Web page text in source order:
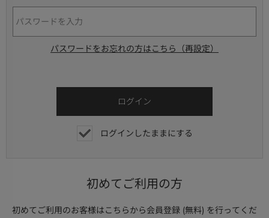
パスワードをお忘れの方はこちら（再設定）
ログインしたままにする
初めてご利用の方
初めてご利用のお客様はこちらから会員登録 (無料) を行ってくだ